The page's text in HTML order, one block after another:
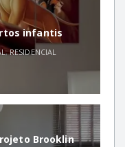
infantis
,RESIDENCIAL
Brooklin